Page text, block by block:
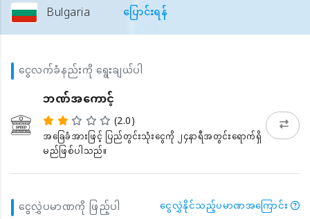
Bulgaria ပြောင်းရန်
ငွေလက်ခံနည်းကို ရွေးချယ်ပါ
ဘဏ်အကောင့်
(2.0)
အခြေခံအားဖြင့် ပြည်တွင်းသုံးငွေကို ၂၄နာရီအတွင်းရောက်ရှိ
မည်ဖြစ်ပါသည်။
ငွေလွှဲပမာဏကို ဖြည့်ပါ ငွေလွှဲနိုင်သည့်ပမာဏအကြောင်း